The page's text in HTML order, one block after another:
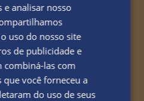
e analisar nosso
uso do nosso site
de publicidade e
combiná-las com
você forneceu a
do uso de seus